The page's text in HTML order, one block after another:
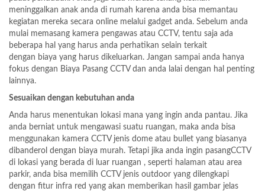
meninggalkan anak anda di rumah karena anda bisa memantau
kegiatan mereka secara online melalui gadget anda. Sebelum anda
mulai memasang kamera pengawas atau CCTV, tentu saja ada
beberapa hal yang harus anda perhatikan selain terkait
dengan biaya yang harus dikeluarkan. Jangan sampai anda hanya
fokus dengan Biaya Pasang CCTV dan anda lalai dengan hal penting
lainnya.
Sesuaikan dengan kebutuhan anda
Anda harus menentukan lokasi mana yang ingin anda pantau. Jika
anda berniat untuk mengawasi suatu ruangan, maka anda bisa
menggunakan kamera CCTV jenis dome atau bullet yang biasanya
dibanderol dengan biaya murah. Tetapi jika anda ingin pasangCCTV
di lokasi yang berada di luar ruangan , seperti halaman atau area
parkir, anda bisa memilih CCTV jenis outdoor yang dilengkapi
dengan fitur infra red yang akan memberikan hasil gambar jelas